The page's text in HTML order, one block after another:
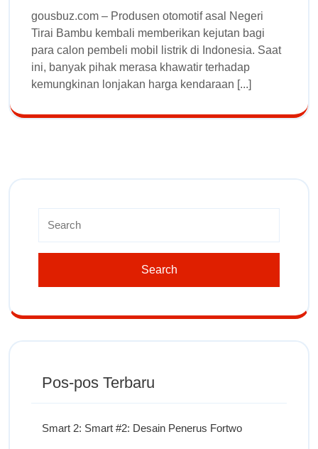
gousbuz.com – Produsen otomotif asal Negeri
Tirai Bambu kembali memberikan kejutan bagi
para calon pembeli mobil listrik di Indonesia. Saat
ini, banyak pihak merasa khawatir terhadap
kemungkinan lonjakan harga kendaraan [...]
Pos-pos Terbaru
Smart 2: Smart #2: Desain Penerus Fortwo